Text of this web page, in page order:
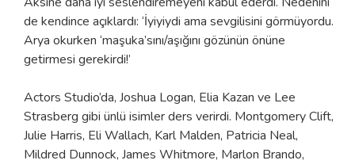
de kendince açıklardı: ‘İyiyiydi ama sevgilisini görmüyordu.
Arya okurken ‘maşuka’sını/aşığını gözünün önüne
getirmesi gerekirdi!’
Actors Studio’da, Joshua Logan, Elia Kazan ve Lee
Strasberg gibi ünlü isimler ders verirdi. Montgomery Clift,
Julie Harris, Eli Wallach, Karl Malden, Patricia Neal,
Mildred Dunnock, James Whitmore, Marlon Brando,